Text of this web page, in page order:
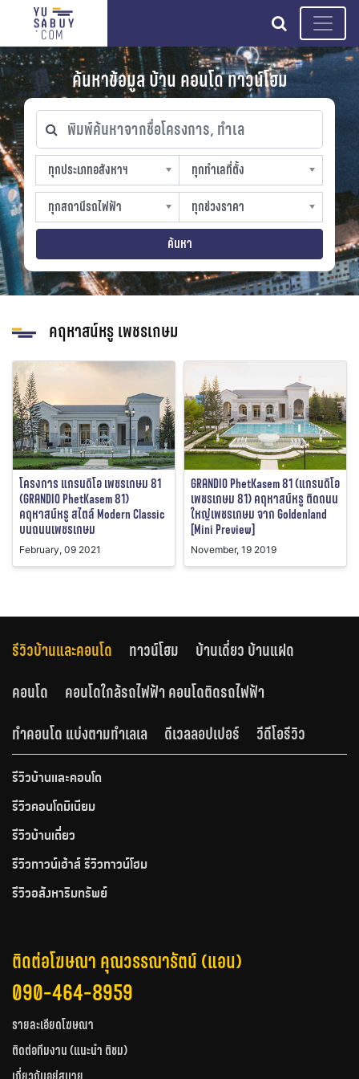
search
ค้นหาข้อมูล บ้าน คอนโด ทาวน์โฮม
พิมพ์ค้นหาจากชื่อโครงการ, ทำเล
ทุกประเภทอสังหาฯ
ทุกประเภทอสังหาฯ
sproperty
ทุกทำเลที่ตั้ง
ทุกทำเลที่ตั้ง
slocation
ทุกสถานีรถไฟฟ้า
ทุกสถานีรถไฟฟ้า
strain-station
ทุกช่วงราคา
ทุกช่วงราคา
sprice
ค้นหา
คฤหาสน์หรู เพชรเกษม
โครงการ แกรนดิโอ เพชรเกษม 81
(GRANDIO PhetKasem 81)
คฤหาสน์หรู สไตล์ Modern Classic
บนถนนเพชรเกษม
February, 09 2021
GRANDIO PhetKasem 81 (แกรนดิโอ
เพชรเกษม 81) คฤหาสน์หรู ติดถนน
ใหญ่เพชรเกษม จาก Goldenland
[Mini Preview]
November, 19 2019
รีวิวบ้านและคอนโด ทาวน์โฮม
บ้านเดี่ยว บ้านแฝด
คอนโด
คอนโดใกล้รถไฟฟ้า คอนโดติดรถไฟฟ้า
ทำคอนโด แบ่งตามทำเลเล
ดีเวลลอปเปอร์ วีดีโอรีวิว
รีวิวบ้านและคอนโด
รีวิวคอนโดมิเนียม
รีวิวบ้านเดี่ยว
รีวิวทาวน์เฮ้าส์ รีวิวทาวน์โฮม
รีวิวอสังหาริมทรัพย์
ติดต่อโฆษณา คุณวรรณารัตน์ (แอน)
090-464-8959
รายละเอียดโฆษณา
ติดต่อทีมงาน (แนะนำ ติชม)